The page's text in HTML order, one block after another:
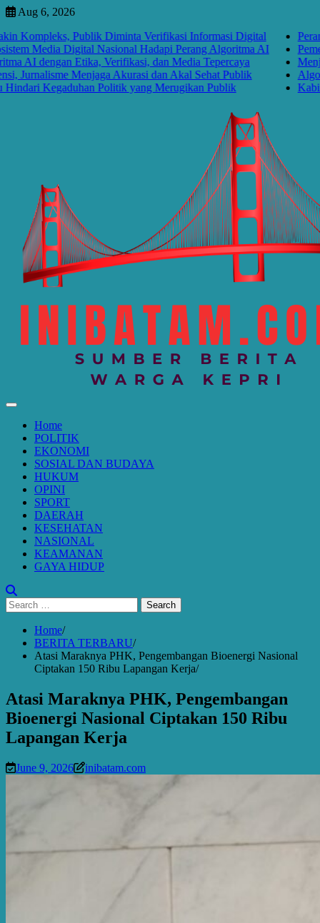
Skip
content
Aug 6, 2026
Publik Diminta Verifikasi Informasi Digital
Digital Nasional Hadapi Perang Algoritma AI
Etika, Verifikasi, dan Media Tepercaya
Menjaga Akurasi dan Akal Sehat Publik
Kegaduhan Politik yang Merugikan Publik
Perang
Algoritma
Kabinet
Home
POLITIK
EKONOMI
SOSIAL DAN BUDAYA
HUKUM
OPINI
SPORT
DAERAH
KESEHATAN
NASIONAL
KEAMANAN
GAYA HIDUP
Search
for:
Home
BERITA TERBARU
Atasi Maraknya PHK, Pengembangan Bioenergi Nasional
Ciptakan 150 Ribu Lapangan Kerja
Atasi Maraknya PHK, Pengembangan
Bioenergi Nasional Ciptakan 150 Ribu
Lapangan Kerja
June 9, 2026 inibatam.com